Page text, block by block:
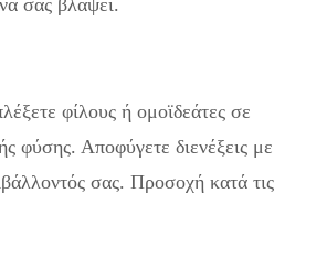
σας βλάψει.
φίλους ή ομοϊδεάτες σε
φύσης. Αποφύγετε διενέξεις με
σας. Προσοχή κατά τις